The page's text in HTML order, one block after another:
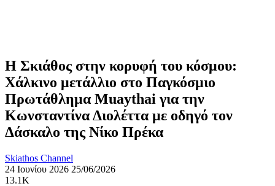
Η Σκιάθος στην κορυφή του κόσμου:
Χάλκινο μετάλλιο στο Παγκόσμιο
Πρωτάθλημα Muaythai για την
Κωνσταντίνα Διολέττα με οδηγό τον
Δάσκαλο της Νίκο Πρέκα
Skiathos Channel
24 Ιουνίου 2026 25/06/2026
13.1K